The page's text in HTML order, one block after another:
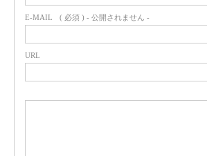
E-MAIL ( 必須 ) - 公開されません -
URL